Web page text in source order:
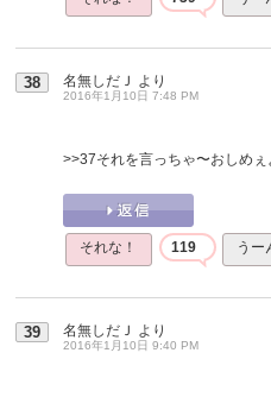
38 名無しだＪ より
2016年1月10日 7:48 PM
>>37それを言っちゃ〜おしめぇ
それな！ 119 う
39 名無しだＪ より
2016年1月10日 9:40 PM